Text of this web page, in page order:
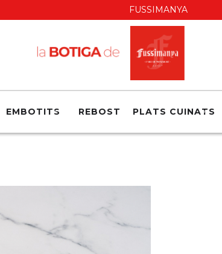
FUSSIMANYA
EMBOTITS REBOST PLATS CUINATS